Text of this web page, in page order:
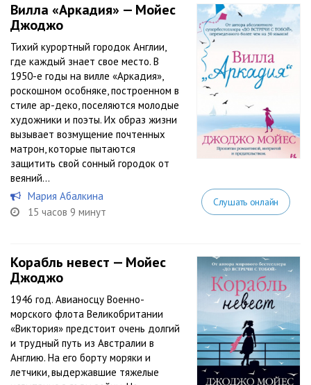
Вилла «Аркадия» — Мойес
Джоджо
Тихий курортный городок Англии,
где каждый знает свое место. В
1950-е годы на вилле «Аркадия»,
роскошном особняке, построенном в
стиле ар-деко, поселяются молодые
художники и поэты. Их образ жизни
вызывает возмущение почтенных
матрон, которые пытаются
защитить свой сонный городок от
веяний...
Мария Абалкина
15 часов 9 минут
Слушать онлайн
Корабль невест — Мойес
Джоджо
1946 год. Авианосцу Военно-
морского флота Великобритании
«Виктория» предстоит очень долгий
и трудный путь из Австралии в
Англию. На его борту моряки и
летчики, выдержавшие тяжелые